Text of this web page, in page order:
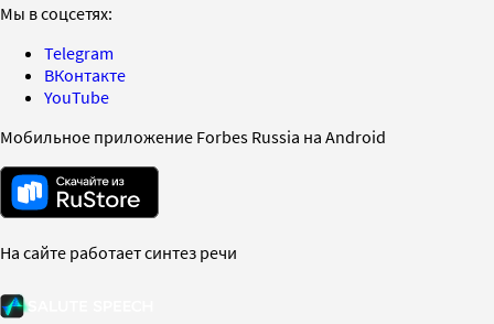
Мы в соцсетях:
Telegram
ВКонтакте
YouTube
Мобильное приложение Forbes Russia на Android
На сайте работает синтез речи